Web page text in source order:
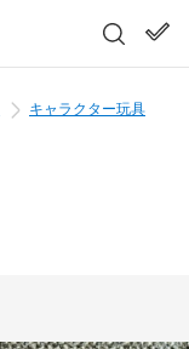
キャラクター玩具